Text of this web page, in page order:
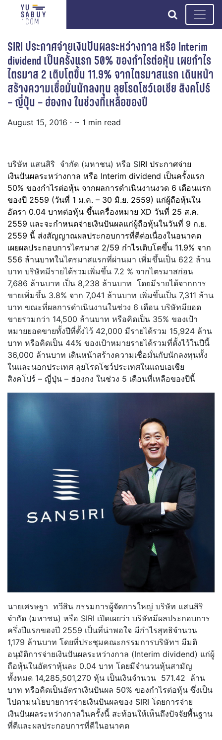
search
SIRI ประกาศจ่ายเงินปันผลระหว่างกาล หรือ Interim
dividend เป็นครั้งแรก 50% ของกำไรต่อหุ้น เผยกำไร
ไตรมาส 2 เติบโตขึ้น 11.9% จากไตรมาสแรก เดินหน้า
สร้างความเชื่อมั่นนักลงทุน ลุยโรดโชว์เอเชีย สิงคโปร์
– ญี่ปุ่น – ฮ่องกง ในช่วงที่เหลือของปี
August 15, 2016 · ~ 1 min read
บริษัท แสนสิริ จำกัด (มหาชน) หรือ SIRI ประกาศจ่าย
เงินปันผลระหว่างกาล หรือ Interim dividend เป็นครั้งแรก
50% ของกำไรต่อหุ้น จากผลการดำเนินงานงวด 6 เดือนแรก
ของปี 2559 (วันที่ 1 ม.ค. – 30 มิ.ย. 2559) แก่ผู้ถือหุ้นใน
อัตรา 0.04 บาทต่อหุ้น ขึ้นเครื่องหมาย XD วันที่ 25 ส.ค.
2559 และจะกำหนดจ่ายเงินปันผลแก่ผู้ถือหุ้นในวันที่ 9 ก.ย.
2559 นี้ ส่งสัญญาณผลประกอบการที่ดีต่อเนื่องในอนาคต
เผยผลประกอบการไตรมาส 2/59 กำไรเติบโตขึ้น 11.9% จาก
556 ล้านบาทในไตรมาสแรกที่ผ่านมา เพิ่มขึ้นเป็น 622 ล้าน
บาท บริษัทมีรายได้รวมเพิ่มขึ้น 7.2 % จากไตรมาสก่อน
7,686 ล้านบาท เป็น 8,238 ล้านบาท โดยมีรายได้จากการ
ขายเพิ่มขึ้น 3.8% จาก 7,041 ล้านบาท เพิ่มขึ้นเป็น 7,311 ล้าน
บาท ขณะที่ผลการดำเนินงานในช่วง 6 เดือน บริษัทมียอด
ขายรวมกว่า 14,500 ล้านบาท หรือคิดเป็น 35% ของเป้า
หมายยอดขายทั้งปีที่ตั้งไว้ 42,000 มีรายได้รวม 15,924 ล้าน
บาท หรือคิดเป็น 44% ของเป้าหมายรายได้รวมที่ตั้งไว้ในปีนี้
36,000 ล้านบาท เดินหน้าสร้างความเชื่อมั่นกับนักลงทุนทั้ง
ในและนอกประเทศ ลุยโรดโชว์ประเทศในแถบเอเชีย
สิงคโปร์ – ญี่ปุ่น – ฮ่องกง ในช่วง 5 เดือนที่เหลือของปีนี้
นายเศรษฐา ทวีสิน กรรมการผู้จัดการใหญ่ บริษัท แสนสิริ
จำกัด (มหาชน) หรือ SIRI เปิดเผยว่า บริษัทมีผลประกอบการ
ครึ่งปีแรกของปี 2559 เป็นที่น่าพอใจ มีกำไรสุทธิจำนวน
1,179 ล้านบาท โดยที่ประชุมคณะกรรมการบริษัทฯ มีมติ
อนุมัติการจ่ายเงินปันผลระหว่างกาล (Interim dividend) แก่ผู้
ถือหุ้นในอัตราหุ้นละ 0.04 บาท โดยมีจำนวนหุ้นสามัญ
ทั้งหมด 14,285,501,270 หุ้น เป็นเงินจำนวน 571.42 ล้าน
บาท หรือคิดเป็นอัตราเงินปันผล 50% ของกำไรต่อหุ้น ซึ่งเป็น
ไปตามนโยบายการจ่ายเงินปันผลของ SIRI โดยการจ่าย
เงินปันผลระหว่างกาลในครั้งนี้ สะท้อนให้เห็นถึงปัจจัยพื้นฐาน
ที่ดีและผลประกอบการที่ดีในอนาคต